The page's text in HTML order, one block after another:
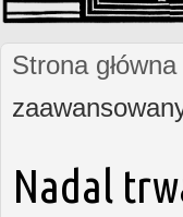
Jesteś tutaj
Strona główna
Nadal